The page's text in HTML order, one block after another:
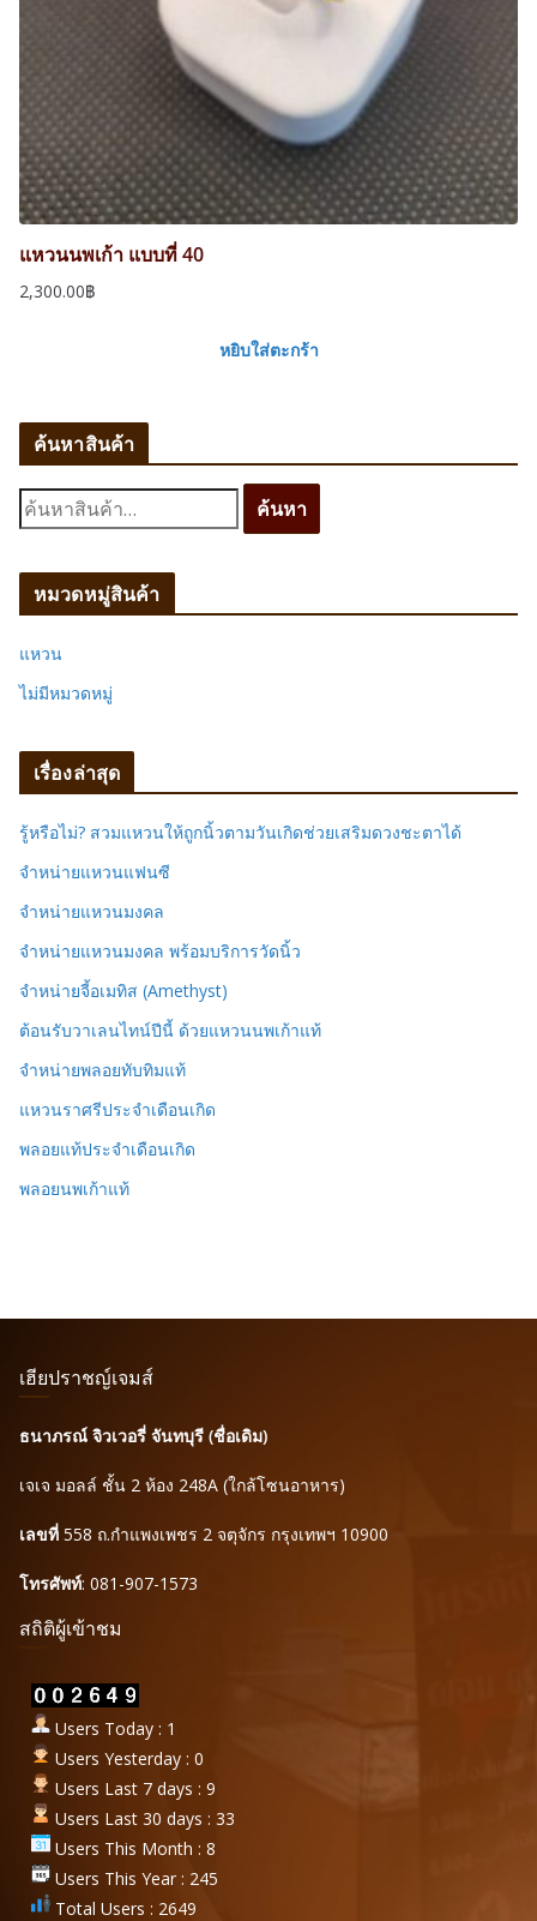
แหวนนพเก้า แบบที่ 40
2,300.00฿
หยิบใส่ตะกร้า
ค้นหาสินค้า
ค้
น
:
ค้นหา
หมวดหมู่สินค้า
แหวน
ไม่มีหมวดหมู่
เรื่องล่าสุด
รู้หรือไม่? สวมแหวนให้ถูกนิ้วตามวันเกิดช่วยเสริมดวงชะตาได้
จำหน่ายแหวนแฟนซี
จำหน่ายแหวนมงคล
จำหน่ายแหวนมงคล พร้อมบริการวัดนิ้ว
จำหน่ายจี้อเมทิส (Amethyst)
ต้อนรับวาเลนไทน์ปีนี้ ด้วยแหวนนพเก้าแท้
จำหน่ายพลอยทับทิมแท้
แหวนราศรีประจำเดือนเกิด
พลอยแท้ประจำเดือนเกิด
พลอยนพเก้าแท้
เฮียปราชญ์เจมส์
ธนาภรณ์ จิวเวอรี่ จันทบุรี (ชื่อเดิม)
เจเจ มอลล์ ชั้น 2 ห้อง 248A (ใกล้โซนอาหาร)
เลขที่ 558 ถ.กำแพงเพชร 2 จตุจักร กรุงเทพฯ 10900
โทรศัพท์: 081-907-1573
สถิติผู้เข้าชม
Users Today : 1
Users Yesterday : 0
Users Last 7 days : 9
Users Last 30 days : 33
Users This Month : 8
Users This Year : 245
Total Users : 2649